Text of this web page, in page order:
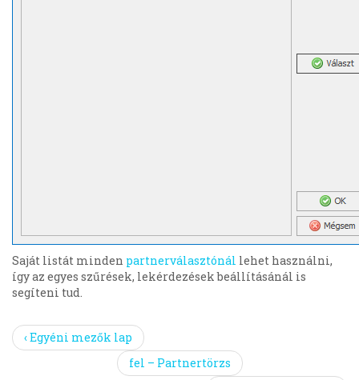
Saját listát minden partnerválasztónál lehet használni,
így az egyes szűrések, lekérdezések beállításánál is
segíteni tud.
‹ Egyéni mezők lap
fel – Partnertörzs